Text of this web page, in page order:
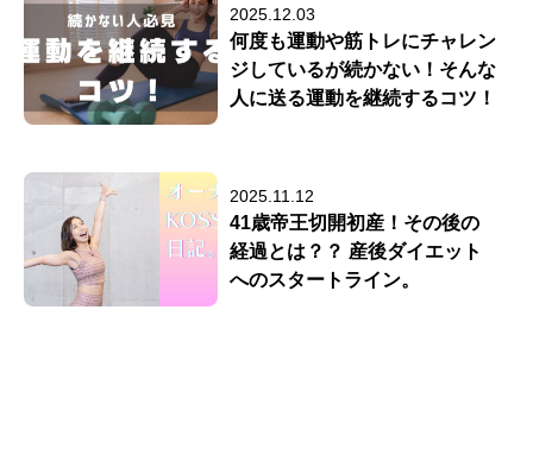
2025.12.03
何度も運動や筋トレにチャレン
ジしているが続かない！そんな
人に送る運動を継続するコツ！
2025.11.12
41歳帝王切開初産！その後の
経過とは？？ 産後ダイエット
へのスタートライン。